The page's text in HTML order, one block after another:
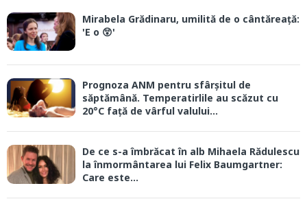
Mirabela Grădinaru, umilită de o cântăreață:
'E o 😲'
Prognoza ANM pentru sfârșitul de
săptămână. Temperatirlile au scăzut cu
20°C față de vârful valului...
De ce s-a îmbrăcat în alb Mihaela Rădulescu
la înmormântarea lui Felix Baumgartner:
Care este...